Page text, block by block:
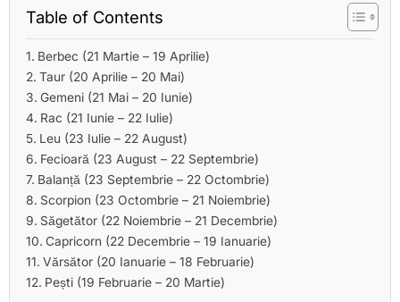
Table of Contents
Berbec (21 Martie – 19 Aprilie)
Taur (20 Aprilie – 20 Mai)
Gemeni (21 Mai – 20 Iunie)
Rac (21 Iunie – 22 Iulie)
Leu (23 Iulie – 22 August)
Fecioară (23 August – 22 Septembrie)
Balanță (23 Septembrie – 22 Octombrie)
Scorpion (23 Octombrie – 21 Noiembrie)
Săgetător (22 Noiembrie – 21 Decembrie)
Capricorn (22 Decembrie – 19 Ianuarie)
Vărsător (20 Ianuarie – 18 Februarie)
Pești (19 Februarie – 20 Martie)